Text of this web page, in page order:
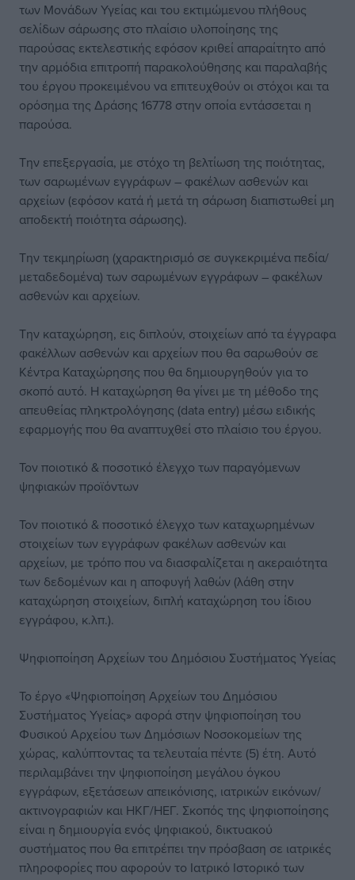
των Μονάδων Υγείας και του εκτιμώμενου πλήθους
σελίδων σάρωσης στο πλαίσιο υλοποίησης της
παρούσας εκτελεστικής εφόσον κριθεί απαραίτητο από
την αρμόδια επιτροπή παρακολούθησης και παραλαβής
του έργου προκειμένου να επιτευχθούν οι στόχοι και τα
ορόσημα της Δράσης 16778 στην οποία εντάσσεται η
παρούσα.
Την επεξεργασία, με στόχο τη βελτίωση της ποιότητας,
των σαρωμένων εγγράφων – φακέλων ασθενών και
αρχείων (εφόσον κατά ή μετά τη σάρωση διαπιστωθεί μη
αποδεκτή ποιότητα σάρωσης).
Την τεκμηρίωση (χαρακτηρισμό σε συγκεκριμένα πεδία/
μεταδεδομένα) των σαρωμένων εγγράφων – φακέλων
ασθενών και αρχείων.
Την καταχώρηση, εις διπλούν, στοιχείων από τα έγγραφα
φακέλλων ασθενών και αρχείων που θα σαρωθούν σε
Κέντρα Καταχώρησης που θα δημιουργηθούν για το
σκοπό αυτό. Η καταχώρηση θα γίνει με τη μέθοδο της
απευθείας πληκτρολόγησης (data entry) μέσω ειδικής
εφαρμογής που θα αναπτυχθεί στο πλαίσιο του έργου.
Τον ποιοτικό & ποσοτικό έλεγχο των παραγόμενων
ψηφιακών προϊόντων
Τον ποιοτικό & ποσοτικό έλεγχο των καταχωρημένων
στοιχείων των εγγράφων φακέλων ασθενών και
αρχείων, με τρόπο που να διασφαλίζεται η ακεραιότητα
των δεδομένων και η αποφυγή λαθών (λάθη στην
καταχώρηση στοιχείων, διπλή καταχώρηση του ίδιου
εγγράφου, κ.λπ.).
Ψηφιοποίηση Αρχείων του Δημόσιου Συστήματος Υγείας
Το έργο «Ψηφιοποίηση Αρχείων του Δημόσιου
Συστήματος Υγείας» αφορά στην ψηφιοποίηση του
Φυσικού Αρχείου των Δημόσιων Νοσοκομείων της
χώρας, καλύπτοντας τα τελευταία πέντε (5) έτη. Αυτό
περιλαμβάνει την ψηφιοποίηση μεγάλου όγκου
εγγράφων, εξετάσεων απεικόνισης, ιατρικών εικόνων/
ακτινογραφιών και ΗΚΓ/ΗΕΓ. Σκοπός της ψηφιοποίησης
είναι η δημιουργία ενός ψηφιακού, δικτυακού
συστήματος που θα επιτρέπει την πρόσβαση σε ιατρικές
πληροφορίες που αφορούν το Ιατρικό Ιστορικό των